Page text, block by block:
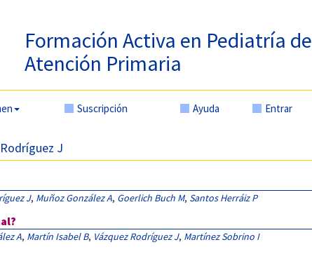
Formación Activa en Pediatría de
Atención Primaria
Suscripción Ayuda Entrar
J
J, Muñoz González A, Goerlich Buch M, Santos Herráiz P
A, Martín Isabel B, Vázquez Rodríguez J, Martínez Sobrino I